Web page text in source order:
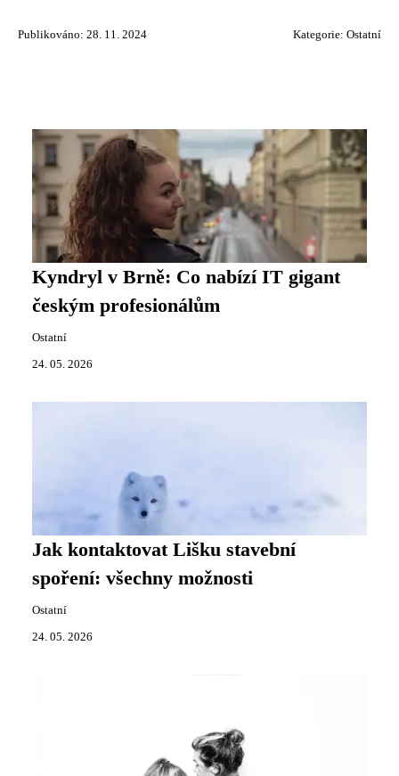
Publikováno: 28. 11. 2024 Kategorie: Ostatní
Kyndryl v Brně: Co nabízí IT gigant
českým profesionálům
Ostatní
24. 05. 2026
Jak kontaktovat Lišku stavební
spoření: všechny možnosti
Ostatní
24. 05. 2026